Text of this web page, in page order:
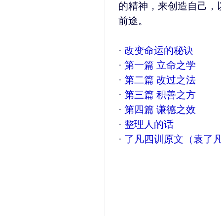
的精神，来创造自己
前途。
· 改变命运的秘诀
· 第一篇 立命之学
· 第二篇 改过之法
· 第三篇 积善之方
· 第四篇 谦德之效
· 整理人的话
· 了凡四训原文（袁了